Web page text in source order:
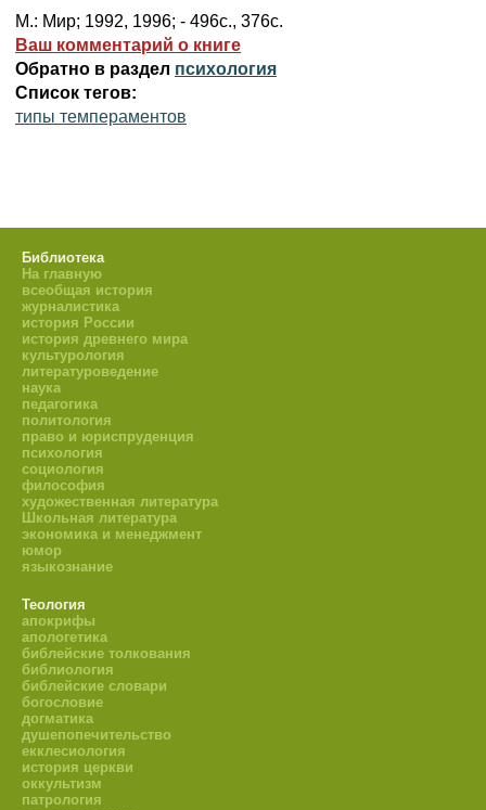
М.: Мир; 1992, 1996; - 496с., 376с.
Ваш комментарий о книге
Обратно в раздел психология
Список тегов:
типы темпераментов
Библиотека
На главную
всеобщая история
журналистика
история России
история древнего мира
культурология
литературоведение
наука
педагогика
политология
право и юриспруденция
психология
социология
философия
художественная литература
Школьная литература
экономика и менеджмент
юмор
языкознание
Теология
апокрифы
апологетика
библейские толкования
библиология
библейские словари
богословие
догматика
душепопечительство
екклесиология
история церкви
оккультизм
патрология